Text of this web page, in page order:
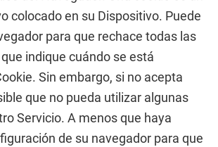
colocado en su Dispositivo. Puede
para que rechace todas las
indique cuándo se está
Sin embargo, si no acepta
que no pueda utilizar algunas
Servicio. A menos que haya
de su navegador para que